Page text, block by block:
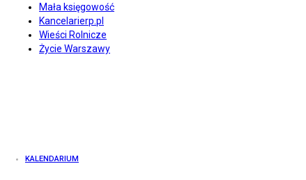
Mała księgowość
Kancelarierp.pl
Wieści Rolnicze
Życie Warszawy
KALENDARIUM